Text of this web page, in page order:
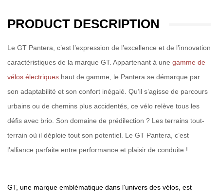
PRODUCT DESCRIPTION
Le GT Pantera, c’est l’expression de l’excellence et de l’innovation
caractéristiques de la marque GT. Appartenant à une gamme de
vélos électriques haut de gamme, le Pantera se démarque par
son adaptabilité et son confort inégalé. Qu’il s’agisse de parcours
urbains ou de chemins plus accidentés, ce vélo relève tous les
défis avec brio. Son domaine de prédilection ? Les terrains tout-
terrain où il déploie tout son potentiel. Le GT Pantera, c’est
l’alliance parfaite entre performance et plaisir de conduite !
GT, une marque emblématique dans l'univers des vélos, est